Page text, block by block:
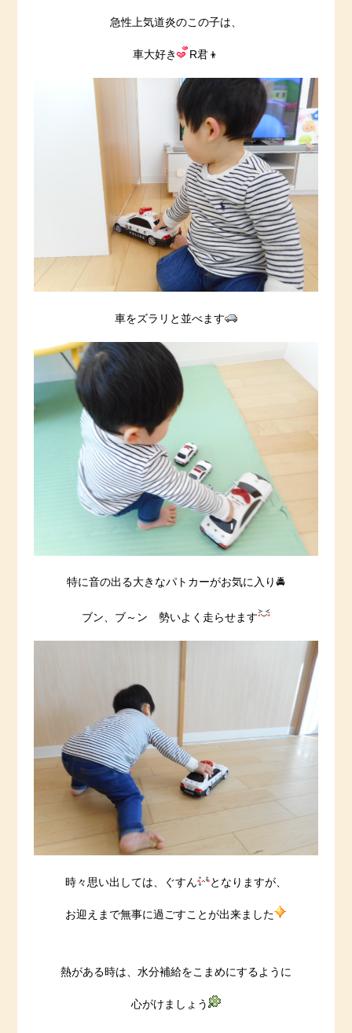
急性上気道炎のこの子は、
車大好き R君👦
車をズラリと並べます
特に音の出る大きなパトカーがお気に入り🚔
ブン、ブ～ン 勢いよく走らせます
時々思い出しては、ぐすん となりますが、
お迎えまで無事に過ごすことが出来ました
熱がある時は、水分補給をこまめにするように
心がけましょう